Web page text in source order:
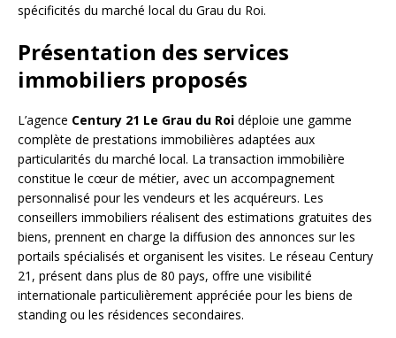
spécificités du marché local du Grau du Roi.
Présentation des services
immobiliers proposés
L’agence Century 21 Le Grau du Roi déploie une gamme
complète de prestations immobilières adaptées aux
particularités du marché local. La transaction immobilière
constitue le cœur de métier, avec un accompagnement
personnalisé pour les vendeurs et les acquéreurs. Les
conseillers immobiliers réalisent des estimations gratuites des
biens, prennent en charge la diffusion des annonces sur les
portails spécialisés et organisent les visites. Le réseau Century
21, présent dans plus de 80 pays, offre une visibilité
internationale particulièrement appréciée pour les biens de
standing ou les résidences secondaires.